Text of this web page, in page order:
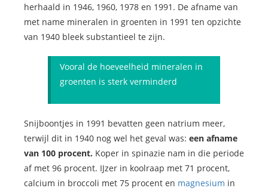
herhaald in 1946, 1960, 1978 en 1991. De afname van
met name mineralen in groenten in 1991 ten opzichte
van 1940 bleek substantieel te zijn.
Vooral de hoeveelheid mineralen in
groenten is sterk verminderd
Snijboontjes in 1991 bevatten geen natrium meer,
terwijl dit in 1940 nog wel het geval was: een afname
van 100 procent. Koper in spinazie nam in die periode
af met 96 procent. IJzer in koolraap met 71 procent,
calcium in broccoli met 75 procent en magnesium in